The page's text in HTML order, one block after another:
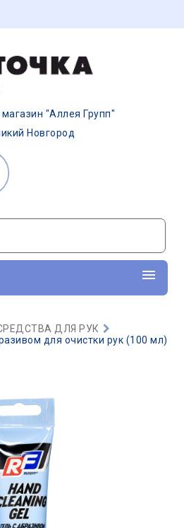
"Аллея Групп"
Новгород
ДЛЯ РУК
для очистки рук (100 мл)